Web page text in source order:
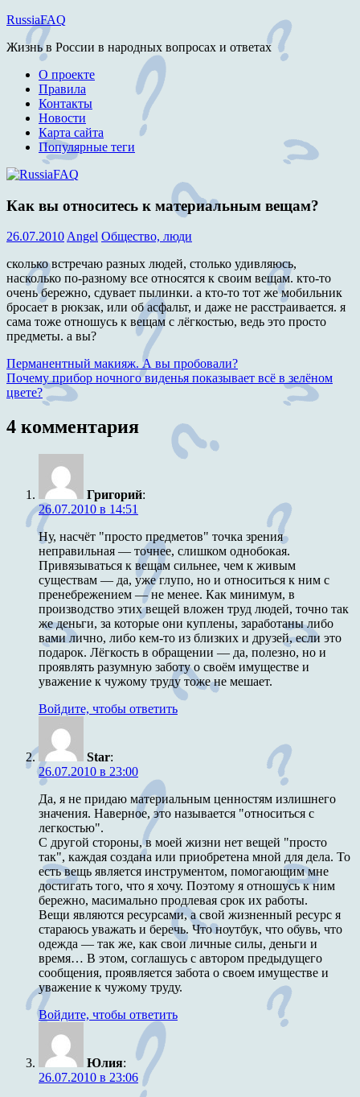
Перейти
содержимому
RussiaFAQ
Жизнь в России в народных вопросах и ответах
О проекте
Правила
Контакты
Новости
Карта сайта
Популярные теги
Как вы относитесь к материальным вещам?
26.07.2010Angel Общество, люди
сколько встречаю разных людей, столько удивляюсь,
насколько по-разному все относятся к своим вещам. кто-то
очень бережно, сдувает пылинки. а кто-то тот же мобильник
бросает в рюкзак, или об асфальт, и даже не расстраивается. я
сама тоже отношусь к вещам с лёгкостью, ведь это просто
предметы. а вы?
Навигация
по
записям
Предыдущая
запись:
Перманентный макияж. А вы пробовали?
Следующая
запись:
Почему прибор ночного виденья показывает всё в зелёном
цвете?
4 комментария
Григорий:
26.07.2010 в 14:51
Ну, насчёт "просто предметов" точка зрения
неправильная — точнее, слишком однобокая.
Привязываться к вещам сильнее, чем к живым
существам — да, уже глупо, но и относиться к ним с
пренебрежением — не менее. Как минимум, в
производство этих вещей вложен труд людей, точно так
же деньги, за которые они куплены, заработаны либо
вами лично, либо кем-то из близких и друзей, если это
подарок. Лёгкость в обращении — да, полезно, но и
проявлять разумную заботу о своём имуществе и
уважение к чужому труду тоже не мешает.
Войдите, чтобы ответить
Star:
26.07.2010 в 23:00
Да, я не придаю материальным ценностям излишнего
значения. Наверное, это называется "относиться с
легкостью".
С другой стороны, в моей жизни нет вещей "просто
так", каждая создана или приобретена мной для дела. То
есть вещь является инструментом, помогающим мне
достигать того, что я хочу. Поэтому я отношусь к ним
бережно, масимально продлевая срок их работы.
Вещи являются ресурсами, а свой жизненный ресурс я
стараюсь уважать и беречь. Что ноутбук, что обувь, что
одежда — так же, как свои личные силы, деньги и
время… В этом, соглашусь с автором предыдущего
сообщения, проявляется забота о своем имуществе и
уважение к чужому труду.
Войдите, чтобы ответить
Юлия:
26.07.2010 в 23:06